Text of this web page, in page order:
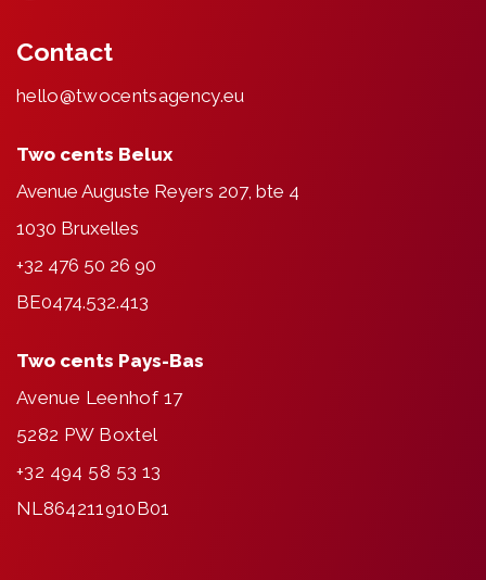
Contact
hello@twocentsagency.eu
Two cents Belux
Avenue Auguste Reyers 207, bte 4
1030 Bruxelles
+32 476 50 26 90
BE0474.532.413
Two cents Pays-Bas
Avenue Leenhof 17
5282 PW Boxtel
+32 494 58 53 13
NL864211910B01